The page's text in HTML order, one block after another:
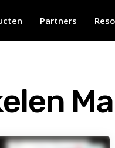
Partners